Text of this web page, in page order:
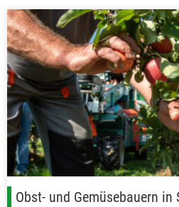
Obst- und Gemüsebauern in